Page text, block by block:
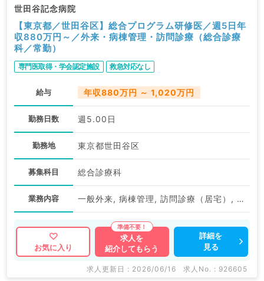
世田谷記念病院
【東京都／世田谷区】総合プログラム研修医／週5日年
収880万円～／外来・病棟管理・訪問診療（総合診療
科／常勤）
専門医取得・学会認定施設 救急対応なし
給与 年収880万円 ～ 1,020万円
勤務日数 週5.00日
勤務地 東京都世田谷区
募集科目 総合診療科
業務内容 一般外来, 病棟管理, 訪問診療（居宅）, 訪問診療（施設）
お気に入り
求人を
紹介してもらう
詳細を
見る
求人更新日 : 2026/06/16 求人No. : 926605